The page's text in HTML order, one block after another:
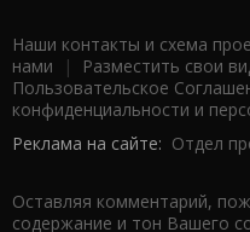
Наши контакты и схема
нами | Разместить свои
Пользовательское
конфиденциальности и
Реклама на сайте: Отдел
Оставляя комментарий,
содержание и тон Вашего